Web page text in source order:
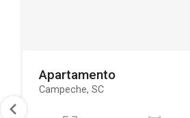
Apartamento
Campeche, SC